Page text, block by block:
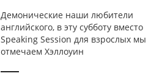
Демонические наши любители
английского, в эту субботу вместо
Speaking Session для взрослых мы
отмечаем Хэллоуин